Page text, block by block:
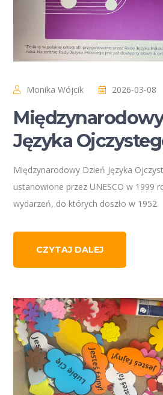
Monika Wójcik 2026-03-08
Języka
Międzynarodowy Dzień Języka
ustanowione przez UNESCO w 1999
wydarzeń, do których doszło w 1952
CZYTAJ DALEJ